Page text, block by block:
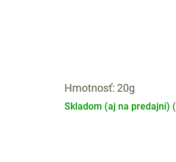
Hmotnosť: 20g
Skladom (aj na predajni) (